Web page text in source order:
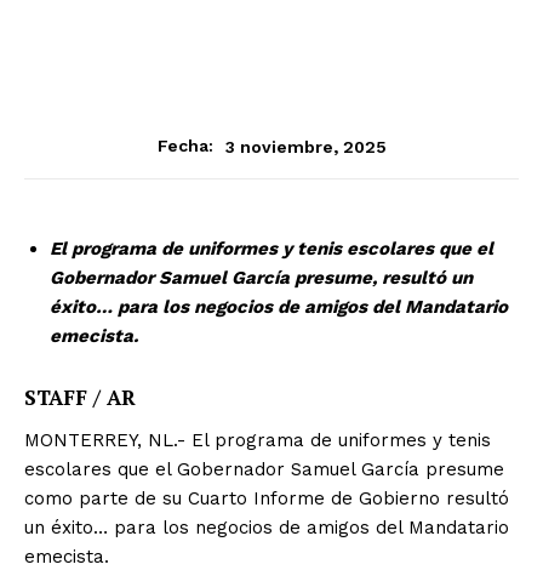
Fecha: 3 noviembre, 2025
El programa de uniformes y tenis escolares que el
Gobernador Samuel García presume, resultó un
éxito… para los negocios de amigos del Mandatario
emecista.
STAFF / AR
MONTERREY, NL.- El programa de uniformes y tenis
escolares que el Gobernador Samuel García presume
como parte de su Cuarto Informe de Gobierno resultó
un éxito… para los negocios de amigos del Mandatario
emecista.